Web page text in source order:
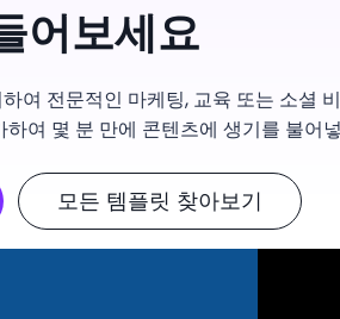
어보세요
여 전문적인 마케팅, 교육 또는 소셜
여 몇 분 만에 콘텐츠에 생기를 불어
모든 템플릿 찾아보기